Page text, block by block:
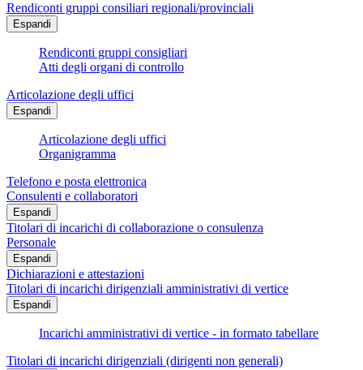
Rendiconti gruppi consiliari regionali/provinciali
Espandi
Rendiconti gruppi consigliari
Atti degli organi di controllo
Articolazione degli uffici
Espandi
Articolazione degli uffici
Organigramma
Telefono e posta elettronica
Consulenti e collaboratori
Espandi
Titolari di incarichi di collaborazione o consulenza
Personale
Espandi
Dichiarazioni e attestazioni
Titolari di incarichi dirigenziali amministrativi di vertice
Espandi
Incarichi amministrativi di vertice - in formato tabellare
Titolari di incarichi dirigenziali (dirigenti non generali)